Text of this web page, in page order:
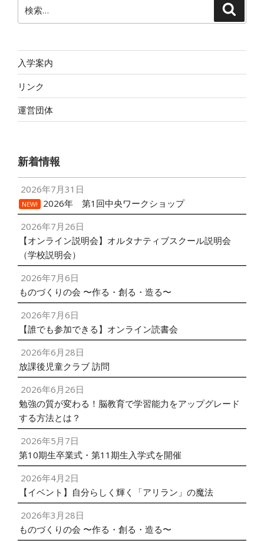
索:
入学案内
リンク
運営団体
新着情報
2026年7月31日
NEW!
2026年 第1回中央ワークショップ
2026年7月26日
【オンライン説明会】オルタナティブスクール説明会
（学校説明会）
2026年7月6日
ものづくりの会 〜作る・創る・造る〜
2026年7月6日
【誰でも参加できる】オンライン読書会
2026年6月28日
放課後児童クラブ 訪問
2026年6月26日
勉強の質が変わる！脳教育で学習能力をアップグレード
する方法とは？
2026年5月7日
第10期生卒業式・第11期生入学式を開催
2026年4月2日
【イベント】自分らしく輝く「アリラン」の魔法
2026年3月28日
ものづくりの会 〜作る・創る・造る〜